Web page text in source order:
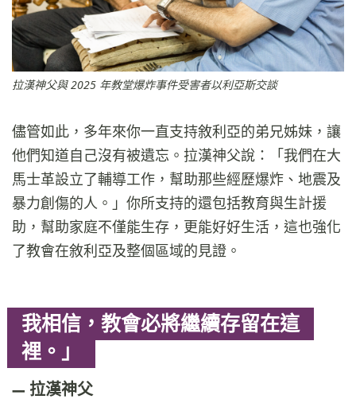
拉漢神父與 2025 年教堂爆炸事件受害者以利亞斯交談
儘管如此，多年來你一直支持敘利亞的弟兄姊妹，讓
他們知道自己沒有被遺忘。拉漢神父說：「我們在大
馬士革設立了輔導工作，幫助那些經歷爆炸、地震及
暴力創傷的人。」你所支持的還包括教育與生計援
助，幫助家庭不僅能生存，更能好好生活，這也強化
了教會在敘利亞及整個區域的見證。
我相信，教會必將繼續存留在這
裡。」
拉漢神父